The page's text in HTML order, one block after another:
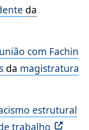
da
com Fachin
da magistratura
estrutural
trabalho